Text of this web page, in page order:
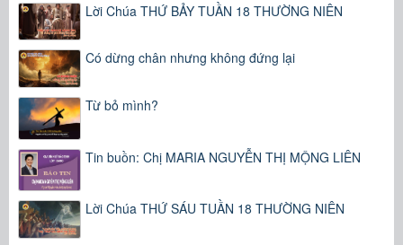
Lời Chúa THỨ BẢY TUẦN 18 THƯỜNG NIÊN
Có dừng chân nhưng không đứng lại
Từ bỏ mình?
Tin buồn: Chị MARIA NGUYỄN THỊ MỘNG LIÊN
Lời Chúa THỨ SÁU TUẦN 18 THƯỜNG NIÊN